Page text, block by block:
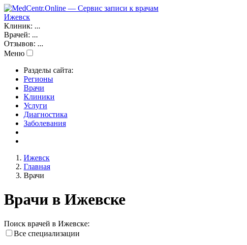
Ижевск
Клиник: ...
Врачей: ...
Отзывов: ...
Меню
Разделы сайта:
Регионы
Врачи
Клиники
Услуги
Диагностика
Заболевания
Ижевск
Главная
Врачи
Врачи в Ижевске
Поиск врачей в Ижевске:
Все специализации